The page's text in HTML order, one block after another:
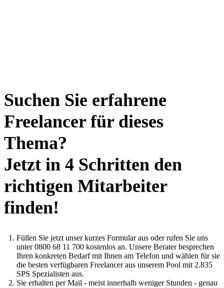
Suchen Sie erfahrene
Freelancer für dieses
Thema?
Jetzt in 4 Schritten den
richtigen Mitarbeiter
finden!
Füllen Sie jetzt unser kurzes Formular aus oder rufen Sie uns
unter 0800 68 11 700 kostenlos an. Unsere Berater besprechen
Ihren konkreten Bedarf mit Ihnen am Telefon und wählen für sie
die besten verfügbaren Freelancer aus unserem Pool mit 2.835
SPS Spezialisten aus.
Sie erhalten per Mail - meist innerhalb weniger Stunden - genau